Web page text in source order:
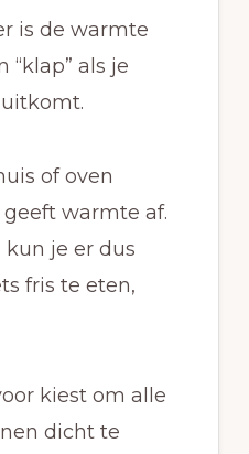
is de warmte
“klap” als je
of oven
warmte af.
je er dus
fris te eten,
kiest om alle
dicht te